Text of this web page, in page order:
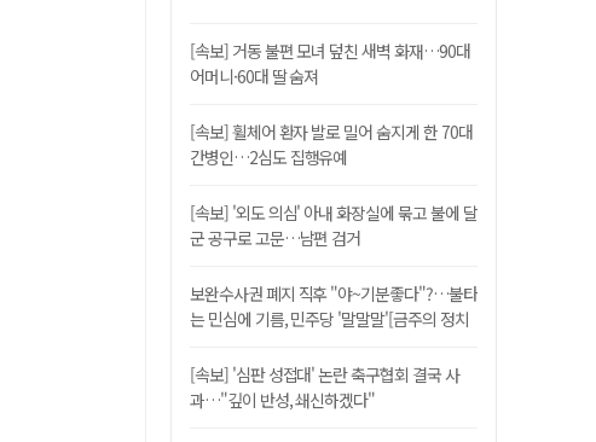
[속보] 거동 불편 모녀 덮친 새벽 화재…90대
어머니·60대 딸 숨져
[속보] 휠체어 환자 발로 밀어 숨지게 한 70대
간병인…2심도 집행유예
[속보] '외도 의심' 아내 화장실에 묶고 불에 달
군 공구로 고문…남편 검거
보완수사권 폐지 직후 "야~기분좋다"?…불타
는 민심에 기름, 민주당 '말말말'[금주의 정치
[속보] '심판 성접대' 논란 축구협회 결국 사
과…"깊이 반성, 쇄신하겠다"